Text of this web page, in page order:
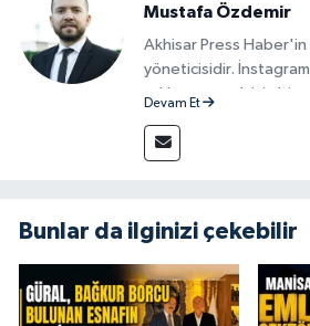
Mustafa Özdemir
Akhisar Press Haber'in
yöneticisidir.
reklam vermek için
Devam Et
Bunlar da ilginizi çekebilir